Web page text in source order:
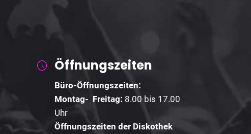
Öffnungszeiten
Büro-Öffnungszeiten:
Montag- Freitag: 8.00 bis 17.00
Uhr
Öffnungszeiten der Diskothek